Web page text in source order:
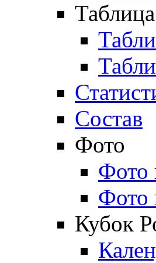
Состав
Фото
Фото
Фото
Кубок